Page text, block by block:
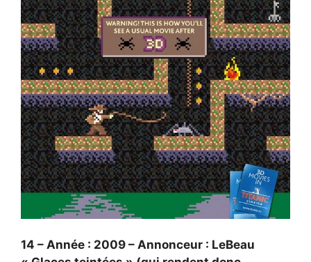
14 – Année : 2009 – Annonceur : LeBeau